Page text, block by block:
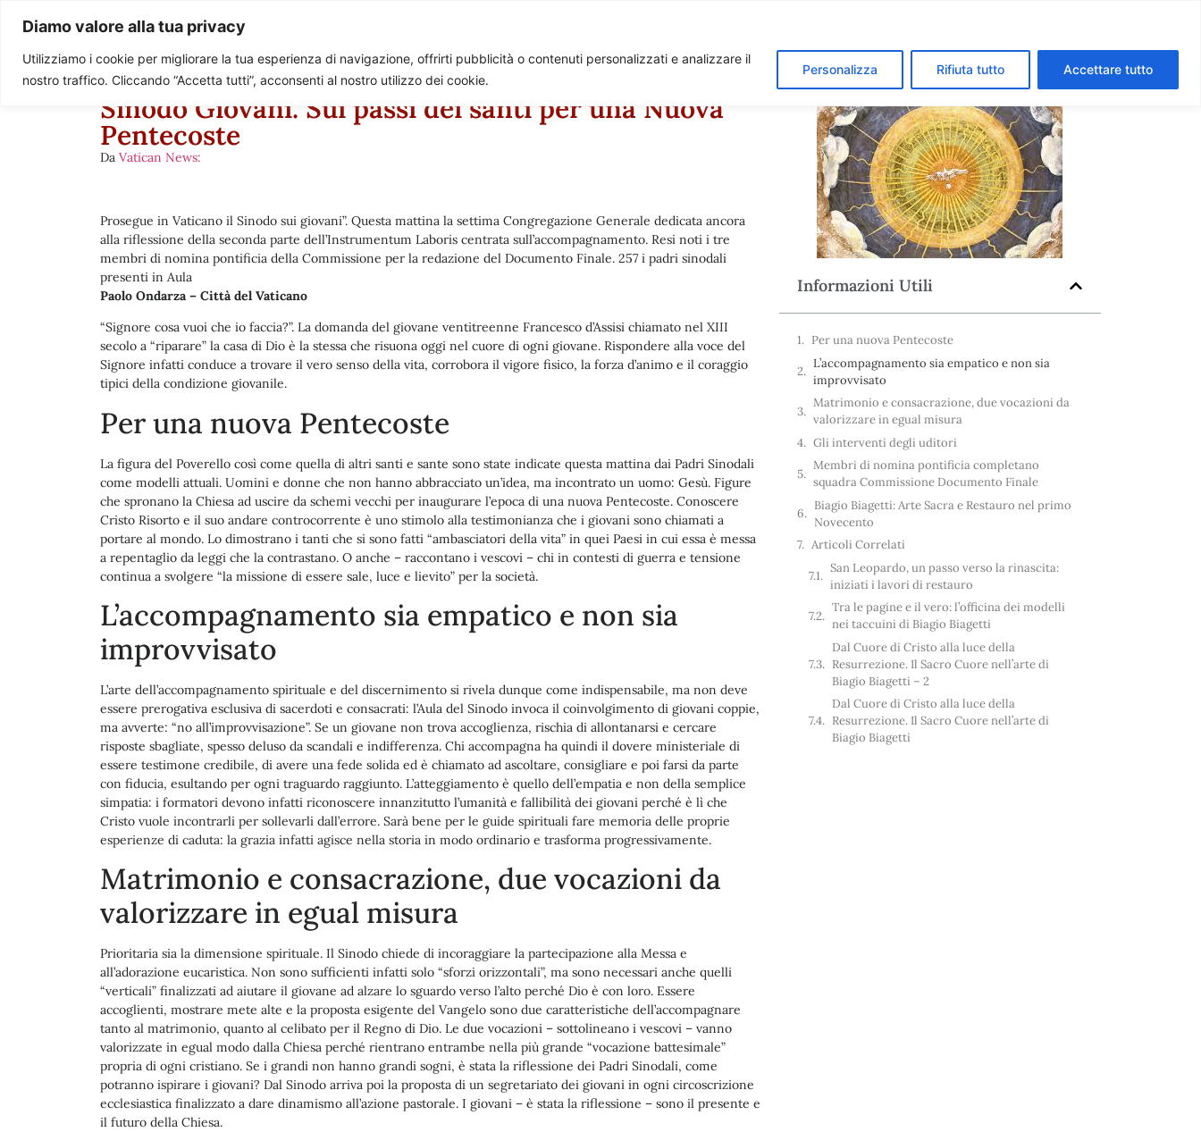
Diamo valore alla tua privacy
Utilizziamo i cookie per migliorare la tua esperienza di navigazione, offrirti pubblicità o contenuti personalizzati e analizzare il
nostro traffico. Cliccando “Accetta tutti”, acconsenti al nostro utilizzo dei cookie.
Personalizza Rifiuta tutto Accettare tutto
Paolo Ondarza
Sinodo Giovani. Sui passi dei santi per una Nuova
Pentecoste
Da Vatican News:
Prosegue in Vaticano il Sinodo sui giovani”. Questa mattina la settima Congregazione Generale dedicata ancora
alla riflessione della seconda parte dell’Instrumentum Laboris centrata sull’accompagnamento. Resi noti i tre
membri di nomina pontificia della Commissione per la redazione del Documento Finale. 257 i padri sinodali
presenti in Aula
Paolo Ondarza – Città del Vaticano
“Signore cosa vuoi che io faccia?”. La domanda del giovane ventitreenne Francesco d’Assisi chiamato nel XIII
secolo a “riparare” la casa di Dio è la stessa che risuona oggi nel cuore di ogni giovane. Rispondere alla voce del
Signore infatti conduce a trovare il vero senso della vita, corrobora il vigore fisico, la forza d’animo e il coraggio
tipici della condizione giovanile.
Per una nuova Pentecoste
La figura del Poverello così come quella di altri santi e sante sono state indicate questa mattina dai Padri Sinodali
come modelli attuali. Uomini e donne che non hanno abbracciato un’idea, ma incontrato un uomo: Gesù. Figure
che spronano la Chiesa ad uscire da schemi vecchi per inaugurare l’epoca di una nuova Pentecoste. Conoscere
Cristo Risorto e il suo andare controcorrente è uno stimolo alla testimonianza che i giovani sono chiamati a
portare al mondo. Lo dimostrano i tanti che si sono fatti “ambasciatori della vita” in quei Paesi in cui essa è messa
a repentaglio da leggi che la contrastano. O anche – raccontano i vescovi – chi in contesti di guerra e tensione
continua a svolgere “la missione di essere sale, luce e lievito” per la società.
L’accompagnamento sia empatico e non sia
improvvisato
L’arte dell’accompagnamento spirituale e del discernimento si rivela dunque come indispensabile, ma non deve
essere prerogativa esclusiva di sacerdoti e consacrati: l’Aula del Sinodo invoca il coinvolgimento di giovani coppie,
ma avverte: “no all’improvvisazione”. Se un giovane non trova accoglienza, rischia di allontanarsi e cercare
risposte sbagliate, spesso deluso da scandali e indifferenza. Chi accompagna ha quindi il dovere ministeriale di
essere testimone credibile, di avere una fede solida ed è chiamato ad ascoltare, consigliare e poi farsi da parte
con fiducia, esultando per ogni traguardo raggiunto. L’atteggiamento è quello dell’empatia e non della semplice
simpatia: i formatori devono infatti riconoscere innanzitutto l’umanità e fallibilità dei giovani perché è lì che
Cristo vuole incontrarli per sollevarli dall’errore. Sarà bene per le guide spirituali fare memoria delle proprie
esperienze di caduta: la grazia infatti agisce nella storia in modo ordinario e trasforma progressivamente.
Matrimonio e consacrazione, due vocazioni da
valorizzare in egual misura
Prioritaria sia la dimensione spirituale. Il Sinodo chiede di incoraggiare la partecipazione alla Messa e
all’adorazione eucaristica. Non sono sufficienti infatti solo “sforzi orizzontali”, ma sono necessari anche quelli
“verticali” finalizzati ad aiutare il giovane ad alzare lo sguardo verso l’alto perché Dio è con loro. Essere
accoglienti, mostrare mete alte e la proposta esigente del Vangelo sono due caratteristiche dell’accompagnare
tanto al matrimonio, quanto al celibato per il Regno di Dio. Le due vocazioni – sottolineano i vescovi – vanno
valorizzate in egual modo dalla Chiesa perché rientrano entrambe nella più grande “vocazione battesimale”
propria di ogni cristiano. Se i grandi non hanno grandi sogni, è stata la riflessione dei Padri Sinodali, come
potranno ispirare i giovani? Dal Sinodo arriva poi la proposta di un segretariato dei giovani in ogni circoscrizione
ecclesiastica finalizzato a dare dinamismo all’azione pastorale. I giovani – è stata la riflessione – sono il presente e
il futuro della Chiesa.
Informazioni Utili
Per una nuova Pentecoste
L’accompagnamento sia empatico e non sia
improvvisato
Matrimonio e consacrazione, due vocazioni da
valorizzare in egual misura
Gli interventi degli uditori
Membri di nomina pontificia completano
squadra Commissione Documento Finale
Biagio Biagetti: Arte Sacra e Restauro nel primo
Novecento
Articoli Correlati
San Leopardo, un passo verso la rinascita:
iniziati i lavori di restauro
Tra le pagine e il vero: l’officina dei modelli
nei taccuini di Biagio Biagetti
Dal Cuore di Cristo alla luce della
Resurrezione. Il Sacro Cuore nell’arte di
Biagio Biagetti – 2
Dal Cuore di Cristo alla luce della
Resurrezione. Il Sacro Cuore nell’arte di
Biagio Biagetti